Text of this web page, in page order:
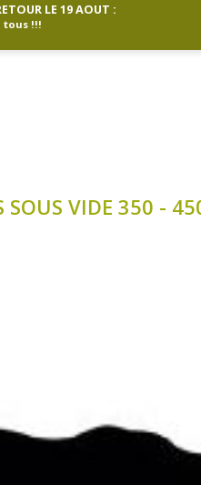
LE 19 AOUT :
tous !!!
VIDE 350 -